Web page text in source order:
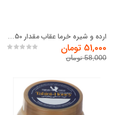
51,000 تومان
58,000 تومان